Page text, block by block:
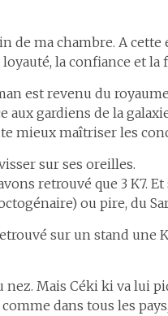
de ma chambre. A cette
la confiance et la
est revenu du
aux gardiens de la
mieux maîtriser les
sur ses oreilles.
retrouvé que 3 K7.
ou pire, du
sur un stand une
nez. Mais Céki ki va lui
comme dans tous les